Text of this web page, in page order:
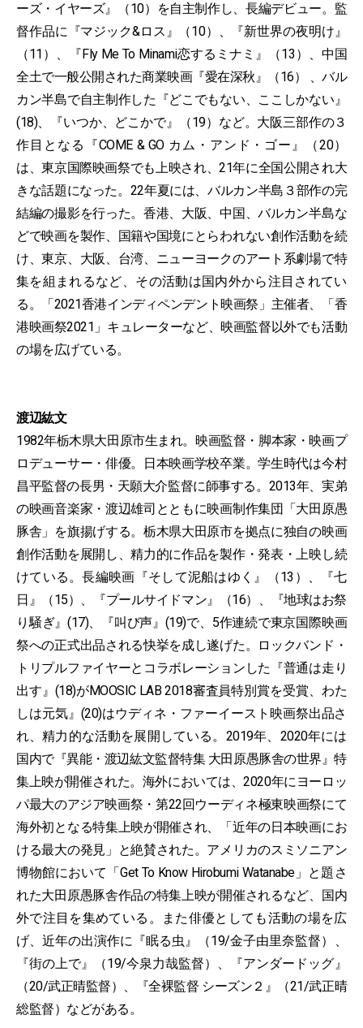
ーズ・イヤーズ』（10）を自主制作し、長編デビュー。監
督作品に『マジック&ロス』（10）、『新世界の夜明け』
（11）、『Fly Me To Minami恋するミナミ』（13）、中国
全土で一般公開された商業映画『愛在深秋』（16） 、バル
カン半島で自主制作した『どこでもない、ここしかない』
(18)、『いつか、どこかで』（19）など。大阪三部作の３
作目となる『COME & GO カム・アンド・ゴー』（20）
は、東京国際映画祭でも上映され、21年に全国公開され大
きな話題になった。22年夏には、バルカン半島３部作の完
結編の撮影を行った。香港、大阪、中国、バルカン半島な
どで映画を製作、国籍や国境にとらわれない創作活動を続
け、東京、大阪、台湾、ニューヨークのアート系劇場で特
集を組まれるなど、その活動は国内外から注目されてい
る。「2021香港インディペンデント映画祭」主催者、「香
港映画祭2021」キュレーターなど、映画監督以外でも活動
の場を広げている。
渡辺紘文
1982年栃木県大田原市生まれ。映画監督・脚本家・映画プ
ロデューサー・俳優。日本映画学校卒業。学生時代は今村
昌平監督の長男・天願大介監督に師事する。2013年、実弟
の映画音楽家・渡辺雄司とともに映画制作集団「大田原愚
豚舎」を旗揚げする。栃木県大田原市を拠点に独自の映画
創作活動を展開し、精力的に作品を製作・発表・上映し続
けている。長編映画『そして泥船はゆく』（13）、『七
日』（15）、『プールサイドマン』（16）、『地球はお祭
り騒ぎ』(17)、『叫び声』(19)で、5作連続で東京国際映画
祭への正式出品される快挙を成し遂げた。ロックバンド・
トリプルファイヤーとコラボレーションした『普通は走り
出す』(18)がMOOSIC LAB 2018審査員特別賞を受賞、わた
しは元気』(20)はウディネ・ファーイースト映画祭出品さ
れ、精力的な活動を展開している。2019年、2020年には
国内で『異能・渡辺紘文監督特集 大田原愚豚舎の世界』特
集上映が開催された。海外においては、2020年にヨーロッ
パ最大のアジア映画祭・第22回ウーディネ極東映画祭にて
海外初となる特集上映が開催され、「近年の日本映画にお
ける最大の発見」と絶賛された。アメリカのスミソニアン
博物館において「Get To Know Hirobumi Watanabe」と題さ
れた大田原愚豚舎作品の特集上映が開催されるなど、国内
外で注目を集めている。また俳優としても活動の場を広
げ、近年の出演作に『眠る虫』（19/金子由里奈監督）、
『街の上で』（19/今泉力哉監督）、『アンダードッグ』
（20/武正晴監督）、『全裸監督 シーズン２』（21/武正晴
総監督）などがある。